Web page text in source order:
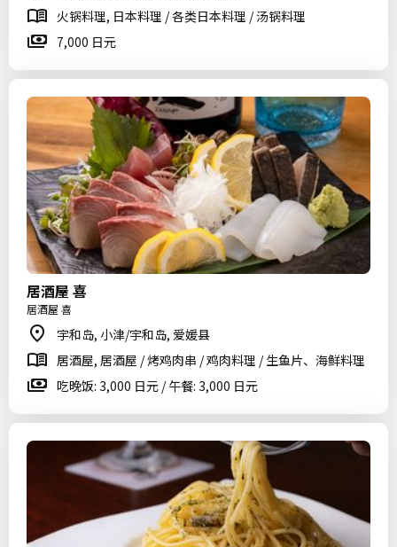
火锅料理, 日本料理 / 各类日本料理 / 汤锅料理
7,000 日元
居酒屋 喜
居酒屋 喜
宇和岛, 小津/宇和岛, 爱媛县
居酒屋, 居酒屋 / 烤鸡肉串 / 鸡肉料理 / 生鱼片、海鲜料理
吃晚饭: 3,000 日元 / 午餐: 3,000 日元